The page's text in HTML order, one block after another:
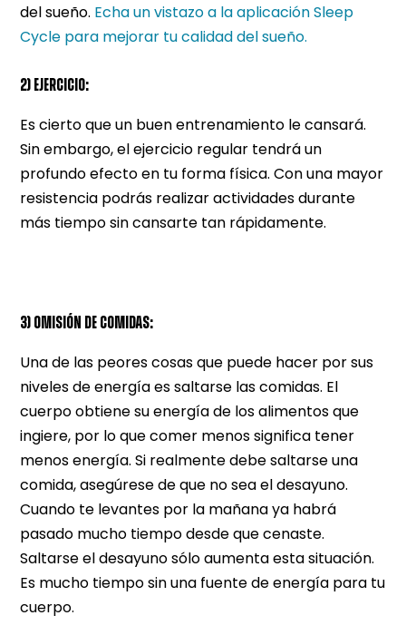
del sueño. Echa un vistazo a la aplicación Sleep
Cycle para mejorar tu calidad del sueño.
2) EJERCICIO:
Es cierto que un buen entrenamiento le cansará.
Sin embargo, el ejercicio regular tendrá un
profundo efecto en tu forma física. Con una mayor
resistencia podrás realizar actividades durante
más tiempo sin cansarte tan rápidamente.
3) OMISIÓN DE COMIDAS:
Una de las peores cosas que puede hacer por sus
niveles de energía es saltarse las comidas. El
cuerpo obtiene su energía de los alimentos que
ingiere, por lo que comer menos significa tener
menos energía. Si realmente debe saltarse una
comida, asegúrese de que no sea el desayuno.
Cuando te levantes por la mañana ya habrá
pasado mucho tiempo desde que cenaste.
Saltarse el desayuno sólo aumenta esta situación.
Es mucho tiempo sin una fuente de energía para tu
cuerpo.